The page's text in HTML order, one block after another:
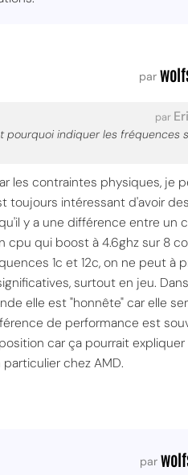
par
par
pourquoi indiquer les fréquences
contraintes physiques, je
intéressant d'avoir
y a une différence entre
qui boost à 4.6ghz sur 8
1c et 12c, on ne peut à
surtout en jeu.
elle est "honnête" car elle
de performance est
car ça pourrait
chez AMD.
par